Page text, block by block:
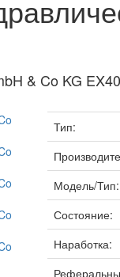
& Co KG
Тип:
Модель/Тип:
Состояние:
Наработка: